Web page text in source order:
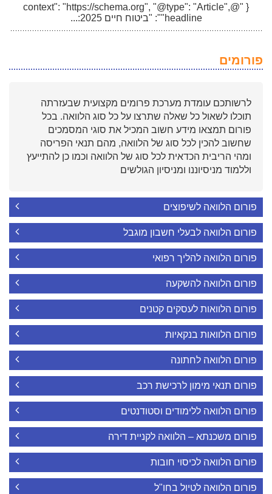
{ "@context": "https://schema.org", "@type": "Article",
"headline": "ביטוח חיים 2025:...
פורומים
לרשותכם עומדת מערכת פרומים מקצועית שבעזרתה
תוכלו לשאול כל שאלה שתרצו על כל סוג הלוואה. בכל
פורום תמצאו מידע חשוב המכיל את סוגי המסמכים
שחשוב להכין לכל סוג של הלוואה, מהם תנאי הפריסה
ומהי הריבית הכדאית לכל סוג של הלוואה וכמו כן להתייעץ
וללמוד מניסיוננו ומניסיון הגולשים
פורום הלוואה לשיפוצים
פורום הלוואה לבעלי חשבון מוגבל
פורום הלוואה להליך רפואי
פורום הלוואה להשקעה
פורום הלוואות לעסקים קטנים
פורום הלוואות בנקאיות
פורום הלוואה לחתונה
פורום תנאי מימון לרכישת רכב
פורום הלוואה ללימודים וסטודנטים
פורום משכנתא – הלוואה לקניית דירה
פורום הלוואה לכיסוי חובות
פורום הלוואה לטיול בחו"ל